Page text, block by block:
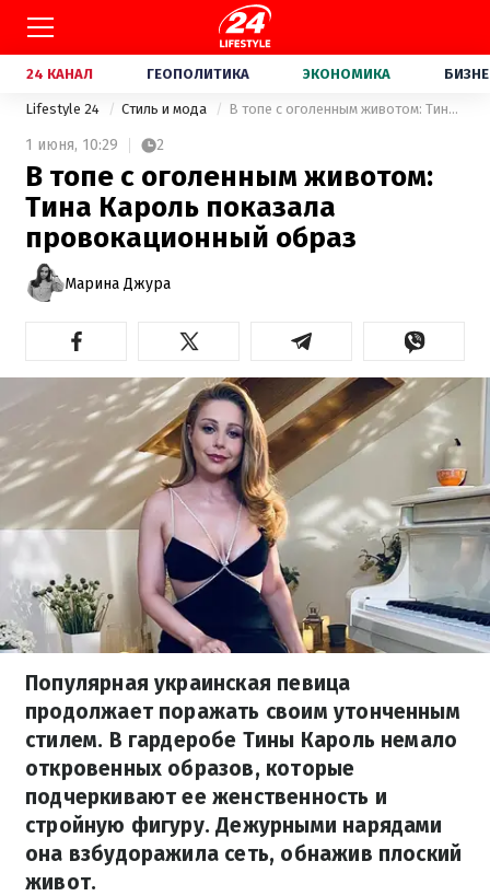
24 КАНАЛ ГЕОПОЛИТИКА ЭКОНОМИКА
Lifestyle 24 Стиль и мода В топе с оголенным животом: Тина Кароль показала провокационный образ
1 июня, 10:29 2
В топе с оголенным животом:
Тина Кароль показала
провокационный образ
Марина Джура
Популярная украинская певица
продолжает поражать своим утонченным
стилем. В гардеробе Тины Кароль немало
откровенных образов, которые
подчеркивают ее женственность и
стройную фигуру. Дежурными нарядами
она взбудоражила сеть, обнажив плоский
живот.